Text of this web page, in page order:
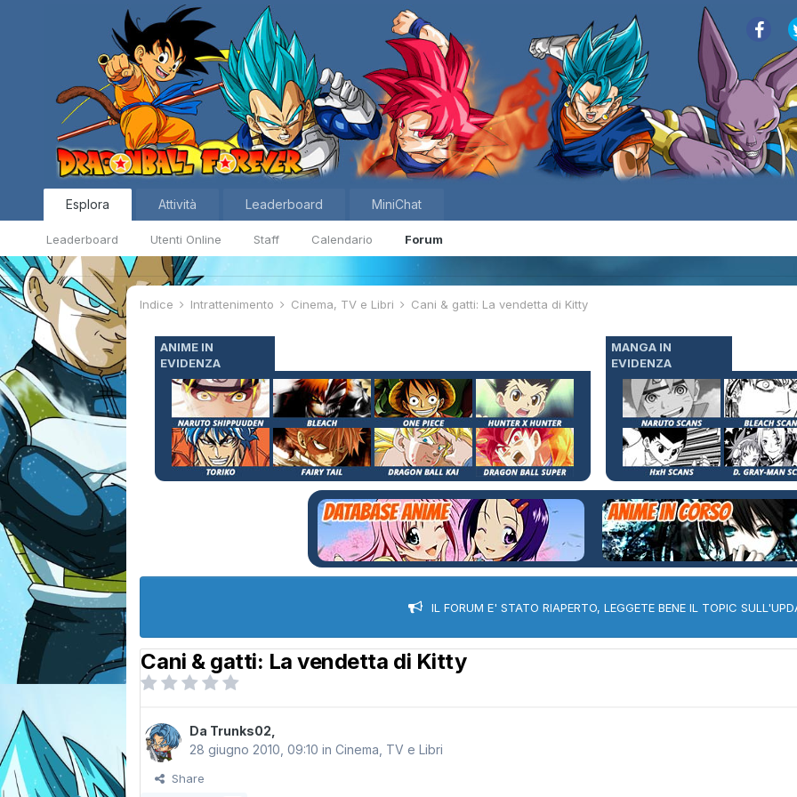
Esplora
Leaderboard Utenti Online Staff Calendario Forum
Attività Leaderboard MiniChat
Indice Intrattenimento Cinema, TV e Libri Cani & gatti: La vendetta di Kitty
ANIME IN
EVIDENZA
MANGA IN
EVIDENZA
IL FORUM E' STATO RIAPERTO, LEGGETE BENE IL TOPIC
Cani & gatti: La vendetta di Kitty
Da Trunks02
28 giugno 2010, 09:10 inCinema, TV e Libri
Share